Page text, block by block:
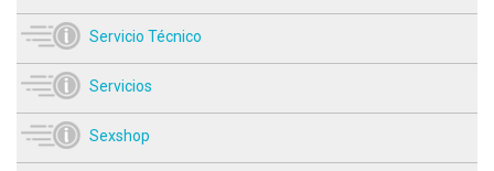
Servicio Técnico
Servicios
Sexshop